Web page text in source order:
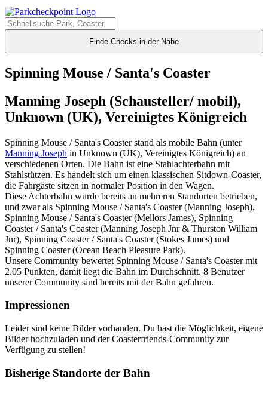
Finde Checks in der Nähe
Spinning Mouse / Santa's Coaster
Manning Joseph (Schausteller/ mobil),
Unknown (UK), Vereinigtes Königreich
Spinning Mouse / Santa's Coaster stand als mobile Bahn (unter
Manning Joseph in Unknown (UK), Vereinigtes Königreich) an
verschiedenen Orten. Die Bahn ist eine Stahlachterbahn mit
Stahlstützen. Es handelt sich um einen klassischen Sitdown-Coaster,
die Fahrgäste sitzen in normaler Position in den Wagen.
Diese Achterbahn wurde bereits an mehreren Standorten betrieben,
und zwar als Spinning Mouse / Santa's Coaster (Manning Joseph),
Spinning Mouse / Santa's Coaster (Mellors James), Spinning
Coaster / Santa's Coaster (Manning Joseph Jnr & Thurston William
Jnr), Spinning Coaster / Santa's Coaster (Stokes James) und
Spinning Coaster (Ocean Beach Pleasure Park).
Unsere Community bewertet Spinning Mouse / Santa's Coaster mit
2.05 Punkten, damit liegt die Bahn im Durchschnitt. 8 Benutzer
unserer Community sind bereits mit der Bahn gefahren.
Impressionen
Leider sind keine Bilder vorhanden. Du hast die Möglichkeit, eigene
Bilder hochzuladen und der Coasterfriends-Community zur
Verfügung zu stellen!
Bisherige Standorte der Bahn